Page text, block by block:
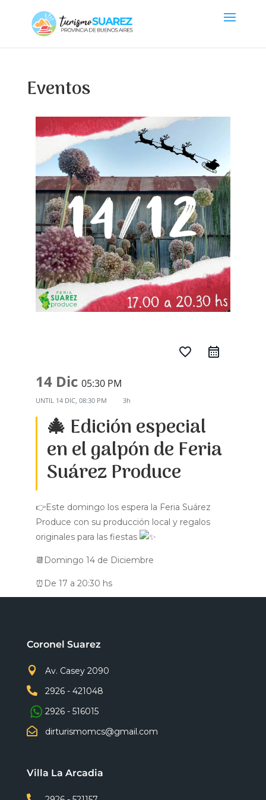
Eventos
favorite_border
14 Dic 05:30 PM
UNTIL 14 DIC, 08:30 PM 3h
🎄 Edición especial
en el galpón de Feria
Suárez Produce
👉Este domingo los espera la Feria Suárez
Produce con su producción local y regalos
originales para las fiestas
📆Domingo 14 de Diciembre
⏰De 17 a 20:30 hs
Coronel Suarez

Av. Casey 2090

2926 - 421048
2926 - 516015

dirturismomcs@gmail.com
Villa La Arcadia